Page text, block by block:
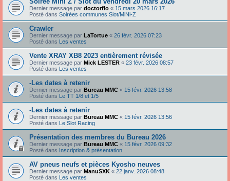
Dernier message par doctorflo « 15 mars 2026 16:17
Posté dans Soirées communes Slot/MiNi-Z
Crawler
Dernier message par LaTortue « 26 févr. 2026 07:23
Posté dans Les ventes
Vente XRAY XB8 2023 entièrement révisée
Dernier message par Mick LESTER « 23 févr. 2026 08:57
Posté dans Les ventes
-Les dates à retenir
Dernier message par Bureau MMC « 15 févr. 2026 13:58
Posté dans Le TT 1/8 et 1/5
-Les dates à retenir
Dernier message par Bureau MMC « 15 févr. 2026 13:56
Posté dans Le Slot Racing
Présentation des membres du Bureau 2026
Dernier message par Bureau MMC « 15 févr. 2026 09:32
Posté dans Inscription & présentation
AV pneus neufs et pièces Kyosho neuves
Dernier message par ManuSXK « 22 janv. 2026 08:48
Posté dans Les ventes